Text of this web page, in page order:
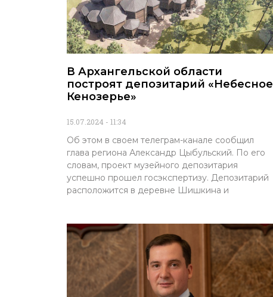
В Архангельской области
построят депозитарий «Небесное
Кенозерье»
15.07.2024 11:34
Об этом в своем телеграм-канале сообщил
глава региона Александр Цыбульский. По его
словам, проект музейного депозитария
успешно прошел госэкспертизу. Депозитарий
расположится в деревне Шишкина и